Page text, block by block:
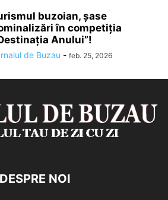
buzoian, șase
în competiția
Anului”!
de Buzau - feb. 25, 2026
DESPRE NOI